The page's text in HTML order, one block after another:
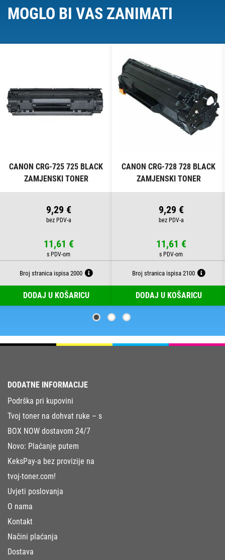
MOGLO BI VAS ZANIMATI
CANON CRG-725 725 BLACK
ZAMJENSKI TONER
9,29 €
11,61 €
Broj stranica ispisa 2000
DODAJ U KOŠARICU
CANON CRG-728 728 BLACK
ZAMJENSKI TONER
9,29 €
11,61 €
Broj stranica ispisa 2100
DODAJ U KOŠARICU
DODATNE INFORMACIJE
Podrška pri kupovini
Tvoj toner na dohvat ruke – s
BOX NOW dostavom 24/7
Novo: Plaćanje putem
KeksPay-a bez provizije na
tvoj-toner.com!
Uvjeti poslovanja
O nama
Kontakt
Načini plaćanja
Dostava